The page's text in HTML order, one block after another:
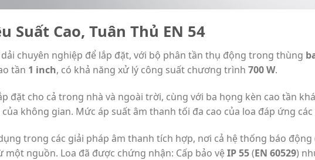
Suất Cao, Tuân Thủ EN 54
chuyên nghiệp để lắp đặt, với bộ phân tần thụ động trong thùng
tần 1 inch, có khả năng xử lý công suất chương trình 700 W.
đặt cho cả trong nhà và ngoài trời, cùng với ba họng kèn cao tần
không gian. Mức áp suất âm thanh tối đa cao của loa đáp ứng
trong các giải pháp âm thanh tích hợp, nơi cả hệ thống báo
nguồn. Loa đã được chứng nhận: Cấp bảo vệIP 55(EN 60529)